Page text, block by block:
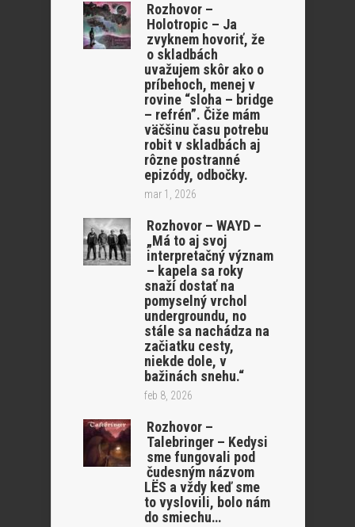
Rozhovor –
Holotropic – Ja
zvyknem hovoriť, že
o skladbách
uvažujem skôr ako o
príbehoch, menej v
rovine “sloha – bridge
– refrén”. Čiže mám
väčšinu času potrebu
robit v skladbách aj
rôzne postranné
epizódy, odbočky.
mar 1, 2026
Rozhovor – WAYD –
„Má to aj svoj
interpretačný význam
– kapela sa roky
snaží dostať na
pomyselný vrchol
undergroundu, no
stále sa nachádza na
začiatku cesty,
niekde dole, v
bažinách snehu.“
feb 8, 2026
Rozhovor –
Talebringer – Kedysi
sme fungovali pod
čudesným názvom
LËS a vždy keď sme
to vyslovili, bolo nám
do smiechu…